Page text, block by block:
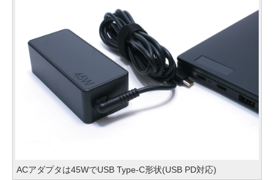
ACアダプタは45WでUSB Type-C形状(USB PD対応)